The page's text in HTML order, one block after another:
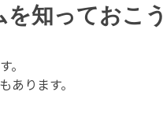
知っておこう
。
ります。